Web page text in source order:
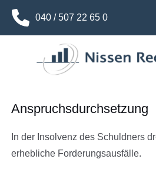
Zum
Inhalt
040 / 507 22 65 0
Anspruchsdurchsetzung
In der Insolvenz des Schuldners
erhebliche Forderungsausfälle.